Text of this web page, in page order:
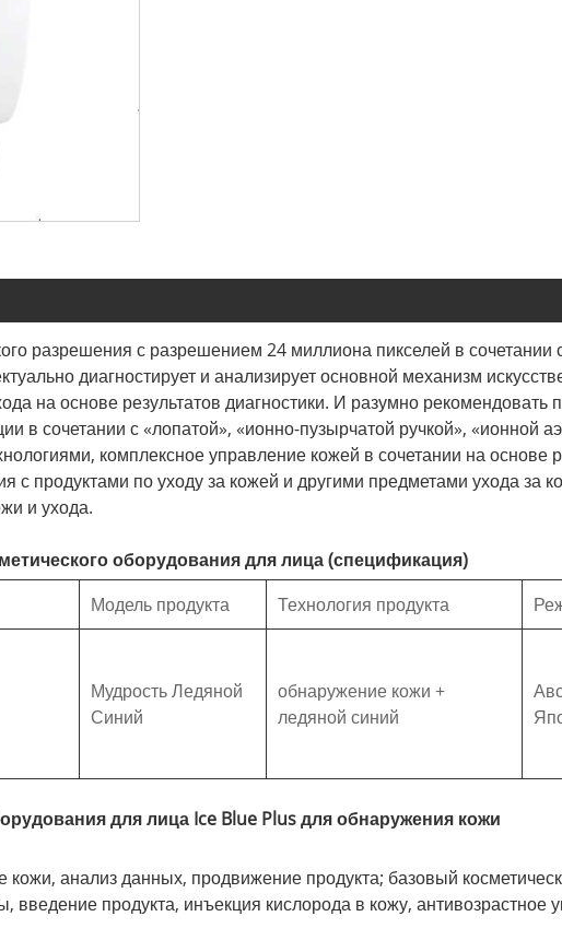
разрешения с разрешением 24 миллиона пикселей в сочетании
диагностирует и анализирует основной механизм
на основе результатов диагностики. И разумно
в сочетании с «лопатой», «ионно-пузырчатой ​​ручкой», «ионной
комплексное управление кожей в сочетании на основе
с продуктами по уходу за кожей и другими предметами ухода
и ухода.
оборудования для лица (спецификация)
Модель продукта Технология продукта
Мудрость Ледяной
Синий
обнаружение кожи +
ледяной синий
для лица Ice Blue Plus для обнаружения кожи
анализ данных, продвижение продукта; базовый
введение продукта, инъекция кислорода в кожу,